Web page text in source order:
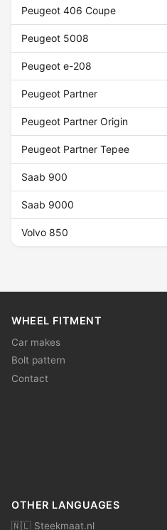
Peugeot 406 Coupe
Peugeot 5008
Peugeot e-208
Peugeot Partner
Peugeot Partner Origin
Peugeot Partner Tepee
Saab 900
Saab 9000
Volvo 850
WHEEL FITMENT
Car makes
Bolt pattern
Contact
OTHER LANGUAGES
🇳🇱 Steekmaat.nl